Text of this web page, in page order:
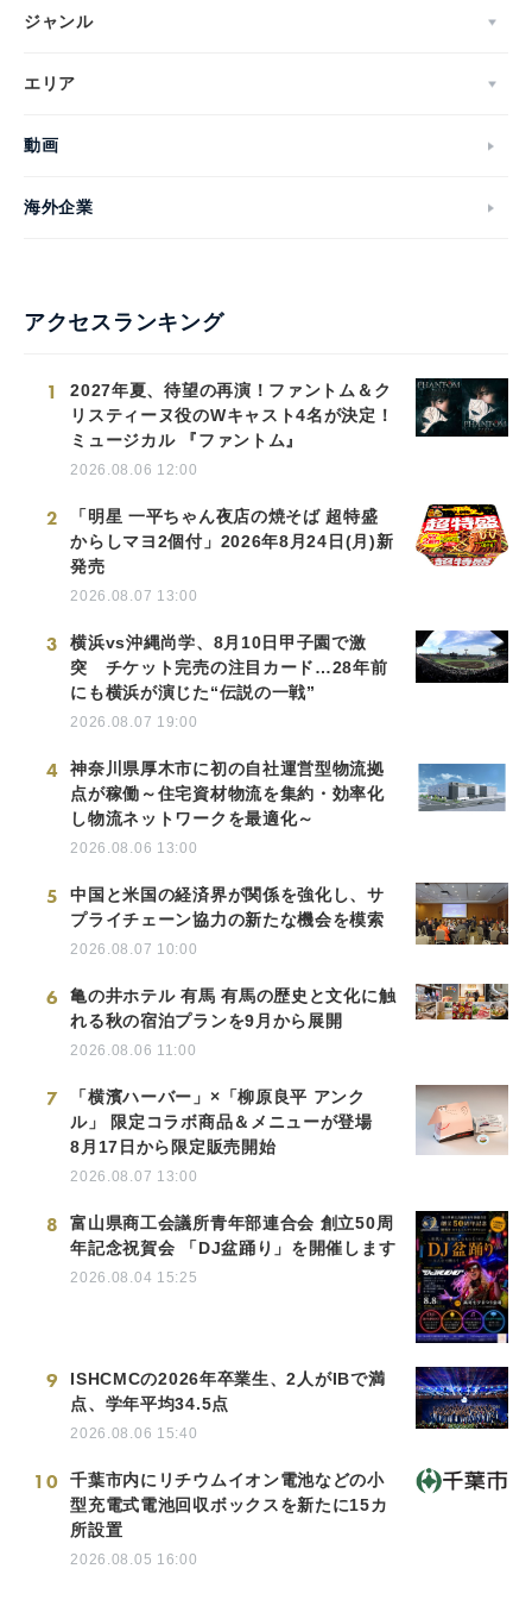
ジャンル
エリア
動画
海外企業
アクセスランキング
1
2027年夏、待望の再演！ファントム＆ク
リスティーヌ役のWキャスト4名が決定！
ミュージカル 『ファントム』
2026.08.06 12:00
2
「明星 一平ちゃん夜店の焼そば 超特盛
からしマヨ2個付」2026年8月24日(月)新
発売
2026.08.07 13:00
3
横浜vs沖縄尚学、8月10日甲子園で激
突 チケット完売の注目カード…28年前
にも横浜が演じた“伝説の一戦”
2026.08.07 19:00
4
神奈川県厚木市に初の自社運営型物流拠
点が稼働～住宅資材物流を集約・効率化
し物流ネットワークを最適化～
2026.08.06 13:00
5
中国と米国の経済界が関係を強化し、サ
プライチェーン協力の新たな機会を模索
2026.08.07 10:00
6
亀の井ホテル 有馬 有馬の歴史と文化に触
れる秋の宿泊プランを9月から展開
2026.08.06 11:00
7
「横濱ハーバー」×「柳原良平 アンク
ル」 限定コラボ商品＆メニューが登場
8月17日から限定販売開始
2026.08.07 13:00
8
富山県商工会議所青年部連合会 創立50周
年記念祝賀会 「DJ盆踊り」を開催します
2026.08.04 15:25
9
ISHCMCの2026年卒業生、2人がIBで満
点、学年平均34.5点
2026.08.06 15:40
10
千葉市内にリチウムイオン電池などの小
型充電式電池回収ボックスを新たに15カ
所設置
2026.08.05 16:00